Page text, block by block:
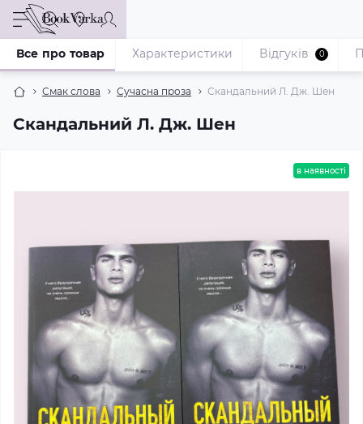
Смак слова Сучасна проза Скандальний Л. Дж. Шен
Скандальний Л. Дж. Шен
Все про товар Характеристики Відгуків 0
в наявності